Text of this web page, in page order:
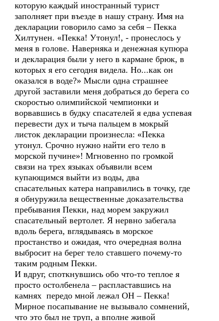
которую каждый иностранный турист
заполняет при въезде в нашу страну. Имя на
декларации говорило само за себя – Пекка
Хилтунен. «Пекка! Утонул!, - пронеслось у
меня в голове. Наверняка и денежная купюра
и декларация были у него в кармане брюк, в
которых я его сегодня видела. Но...как он
оказался в воде?» Мысли одна страшнее
другой заставили меня добраться до берега со
скоростью олимпийской чемпионки и
ворвавшись в будку спасателей я едва успевая
перевести дух и тыча пальцем в мокрый
листок декларации произнесла: «Пекка
утонул. Срочно нужно найти его тело в
морской пучине»! Мгновенно по громкой
связи на трех языках объявили всем
купающимся выйти из воды, два
спасательных катера направились в точку, где
я обнуружила вещественные доказательства
пребывания Пекки, над морем закружил
спасательный вертолет. Я нервно забегала
вдоль берега, вглядываясь в морское
простанство и ожидая, что очередная волна
выбросит на берег тело ставшего почему-то
таким родным Пекки.
И вдруг, споткнувшись обо что-то теплое я
просто остолбенела – распластавшись на
камнях передо мной лежал ОН – Пекка!
Мирное посапывание не вызывало сомнений,
что это был не труп, а вполне живой